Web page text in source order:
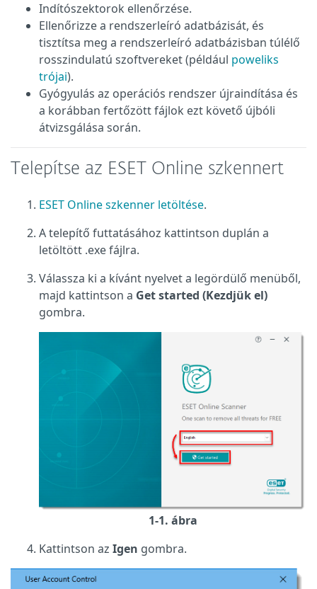
Indítószektorok ellenőrzése.
Ellenőrizze a rendszerleíró adatbázisát, és
tisztítsa meg a rendszerleíró adatbázisban túlélő
rosszindulatú szoftvereket (például poweliks
trójai).
Gyógyulás az operációs rendszer újraindítása és
a korábban fertőzött fájlok ezt követő újbóli
átvizsgálása során.
Telepítse az ESET Online szkennert
ESET Online szkenner letöltése.
A telepítő futtatásához kattintson duplán a
letöltött .exe fájlra.
Válassza ki a kívánt nyelvet a legördülő menüből,
majd kattintson a Get started (Kezdjük el)
gombra.
1-1. ábra
Kattintson az Igen gombra.